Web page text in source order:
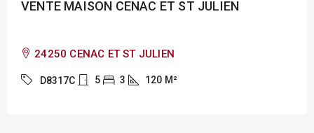
VENTE MAISON CENAC ET ST JULIEN
24250 CENAC ET ST JULIEN
D8317C 5 3 120 M²